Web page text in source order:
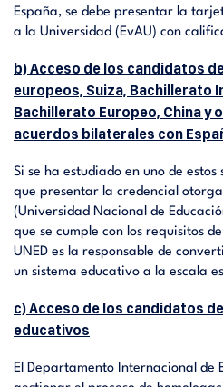
España, se debe presentar la
a la Universidad (EvAU) con
b) Acceso de los candidatos
europeos, Suiza, Bachillerato
Bachillerato Europeo, China y
acuerdos bilaterales con
Si se ha estudiado en uno de
que presentar la credencial
(Universidad Nacional de
que se cumple con los requisitos
UNED es la responsable de
un sistema educativo a la escala
c) Acceso de los candidatos
educativos
El Departamento Internacional de